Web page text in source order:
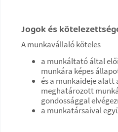
Jogok és
A munkavállaló köteles
a munkáltató által
munkára képes
és a munkaideje alatt
meghatározott
gondossággal
a munkatársaival